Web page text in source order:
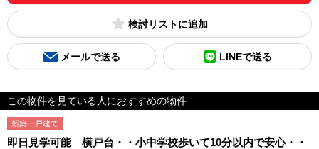
検討リスト
メールで送る LINEで送る
この物件を見ている人におすすめの物件
新築一戸建て
即日見学可能 横戸台・・小中学校歩いて10分以内で安心・・